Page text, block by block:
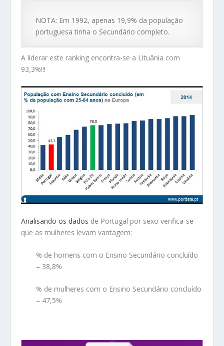
NOTA: Em 1992, apenas 19,9% da população
portuguesa tinha o Secundário completo.
A liderar este ranking encontra-se a Lituânia com
93,3%!!!
Analisando os dados de Portugal por sexo verifica-se
que as mulheres levam vantagem:
% de homens com o Ensino Secundário concluído
– 38,8%
% de mulheres com o Ensino Secundário concluído
– 47,5%